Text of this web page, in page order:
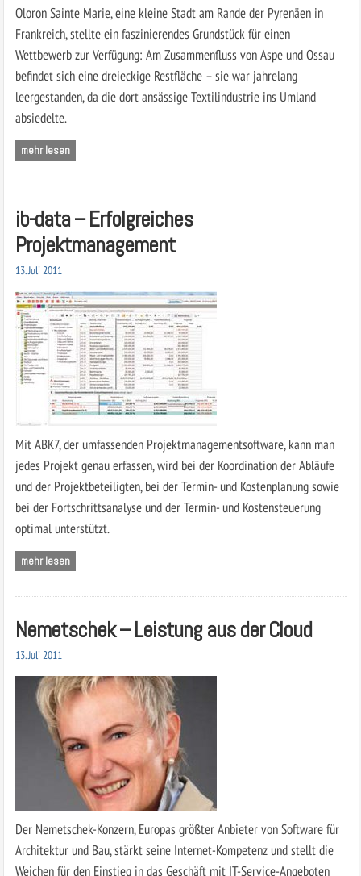
Oloron Sainte Marie, eine kleine Stadt am Rande der Pyrenäen in
Frankreich, stellte ein faszinierendes Grundstück für einen
Wettbewerb zur Verfügung: Am Zusammenfluss von Aspe und Ossau
befindet sich eine dreieckige Restfläche – sie war jahrelang
leergestanden, da die dort ansässige Textilindustrie ins Umland
absiedelte.
mehr lesen
ib-data – Erfolgreiches
Projektmanagement
13. Juli 2011
Mit ABK7, der umfassenden Projektmanagementsoftware, kann man
jedes Projekt genau erfassen, wird bei der Koordination der Abläufe
und der Projektbeteiligten, bei der Termin- und Kostenplanung sowie
bei der Fortschrittsanalyse und der Termin- und Kostensteuerung
optimal unterstützt.
mehr lesen
Nemetschek – Leistung aus der Cloud
13. Juli 2011
Der Nemetschek-Konzern, Europas größter Anbieter von Software für
Architektur und Bau, stärkt seine Internet-Kompetenz und stellt die
Weichen für den Einstieg in das Geschäft mit IT-Service-Angeboten